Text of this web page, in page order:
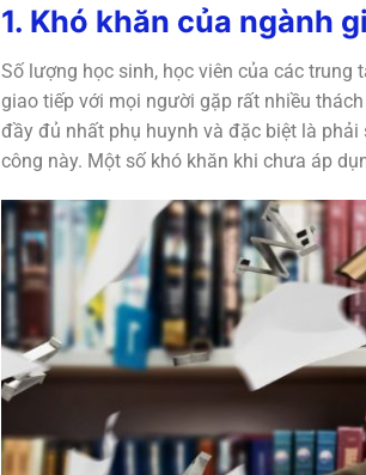
1. Khó khăn của ngành
Số lượng học sinh, học viên của các trung
giao tiếp với mọi người gặp rất nhiều
đầy đủ nhất phụ huynh và đặc biệt là
công này. Một số khó khăn khi chưa áp